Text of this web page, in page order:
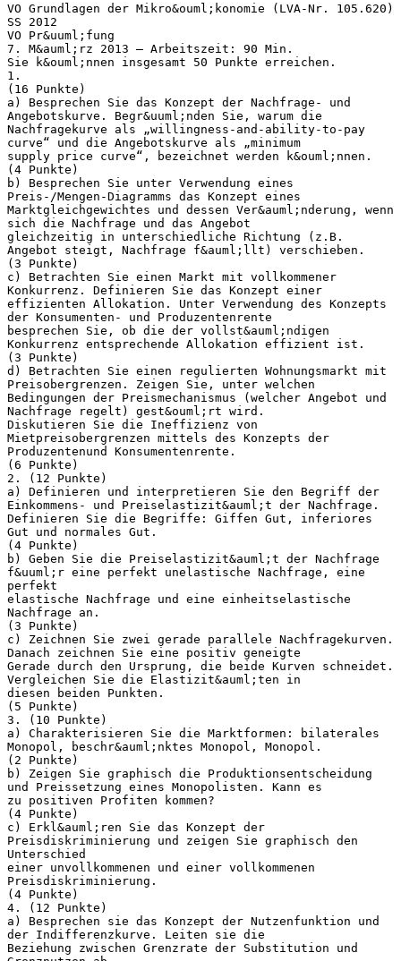
VO Grundlagen der Mikro&ouml;konomie (LVA-Nr. 105.620)
SS 2012
VO Pr&uuml;fung
7. M&auml;rz 2013 – Arbeitszeit: 90 Min.
Sie k&ouml;nnen insgesamt 50 Punkte erreichen.
1.
(16 Punkte)
a) Besprechen Sie das Konzept der Nachfrage- und
Angebotskurve. Begr&uuml;nden Sie, warum die
Nachfragekurve als „willingness-and-ability-to-pay
curve“ und die Angebotskurve als „minimum
supply price curve“, bezeichnet werden k&ouml;nnen.
(4 Punkte)
b) Besprechen Sie unter Verwendung eines
Preis-/Mengen-Diagramms das Konzept eines
Marktgleichgewichtes und dessen Ver&auml;nderung, wenn
sich die Nachfrage und das Angebot
gleichzeitig in unterschiedliche Richtung (z.B.
Angebot steigt, Nachfrage f&auml;llt) verschieben.
(3 Punkte)
c) Betrachten Sie einen Markt mit vollkommener
Konkurrenz. Definieren Sie das Konzept einer
effizienten Allokation. Unter Verwendung des Konzepts
der Konsumenten- und Produzentenrente
besprechen Sie, ob die der vollst&auml;ndigen
Konkurrenz entsprechende Allokation effizient ist.
(3 Punkte)
d) Betrachten Sie einen regulierten Wohnungsmarkt mit
Preisobergrenzen. Zeigen Sie, unter welchen
Bedingungen der Preismechanismus (welcher Angebot und
Nachfrage regelt) gest&ouml;rt wird.
Diskutieren Sie die Ineffizienz von
Mietpreisobergrenzen mittels des Konzepts der
Produzentenund Konsumentenrente.
(6 Punkte)
2. (12 Punkte)
a) Definieren und interpretieren Sie den Begriff der
Einkommens- und Preiselastizit&auml;t der Nachfrage.
Definieren Sie die Begriffe: Giffen Gut, inferiores
Gut und normales Gut.
(4 Punkte)
b) Geben Sie die Preiselastizit&auml;t der Nachfrage
f&uuml;r eine perfekt unelastische Nachfrage, eine
perfekt
elastische Nachfrage und eine einheitselastische
Nachfrage an.
(3 Punkte)
c) Zeichnen Sie zwei gerade parallele Nachfragekurven.
Danach zeichnen Sie eine positiv geneigte
Gerade durch den Ursprung, die beide Kurven schneidet.
Vergleichen Sie die Elastizit&auml;ten in
diesen beiden Punkten.
(5 Punkte)
3. (10 Punkte)
a) Charakterisieren Sie die Marktformen: bilaterales
Monopol, beschr&auml;nktes Monopol, Monopol.
(2 Punkte)
b) Zeigen Sie graphisch die Produktionsentscheidung
und Preissetzung eines Monopolisten. Kann es
zu positiven Profiten kommen?
(4 Punkte)
c) Erkl&auml;ren Sie das Konzept der
Preisdiskriminierung und zeigen Sie graphisch den
Unterschied
einer unvollkommenen und einer vollkommenen
Preisdiskriminierung.
(4 Punkte)
4. (12 Punkte)
a) Besprechen sie das Konzept der Nutzenfunktion und
der Indifferenzkurve. Leiten sie die
Beziehung zwischen Grenzrate der Substitution und